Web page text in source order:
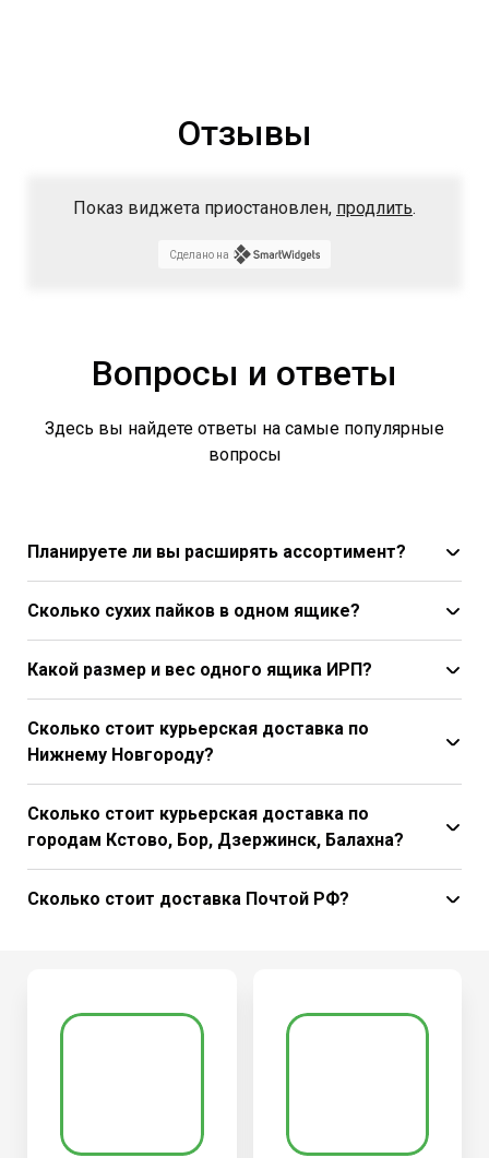
Отзывы
Показ виджета приостановлен, продлить.
Сделано на
Вопросы и ответы
Здесь вы найдете ответы на самые популярные
вопросы
Планируете ли вы расширять ассортимент?
Сколько сухих пайков в одном ящике?
Какой размер и вес одного ящика ИРП?
Сколько стоит курьерская доставка по
Нижнему Новгороду?
Сколько стоит курьерская доставка по
городам Кстово, Бор, Дзержинск, Балахна?
Сколько стоит доставка Почтой РФ?